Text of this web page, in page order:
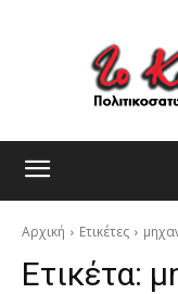
Αρχική Ετικέτες
Ετικέτα: